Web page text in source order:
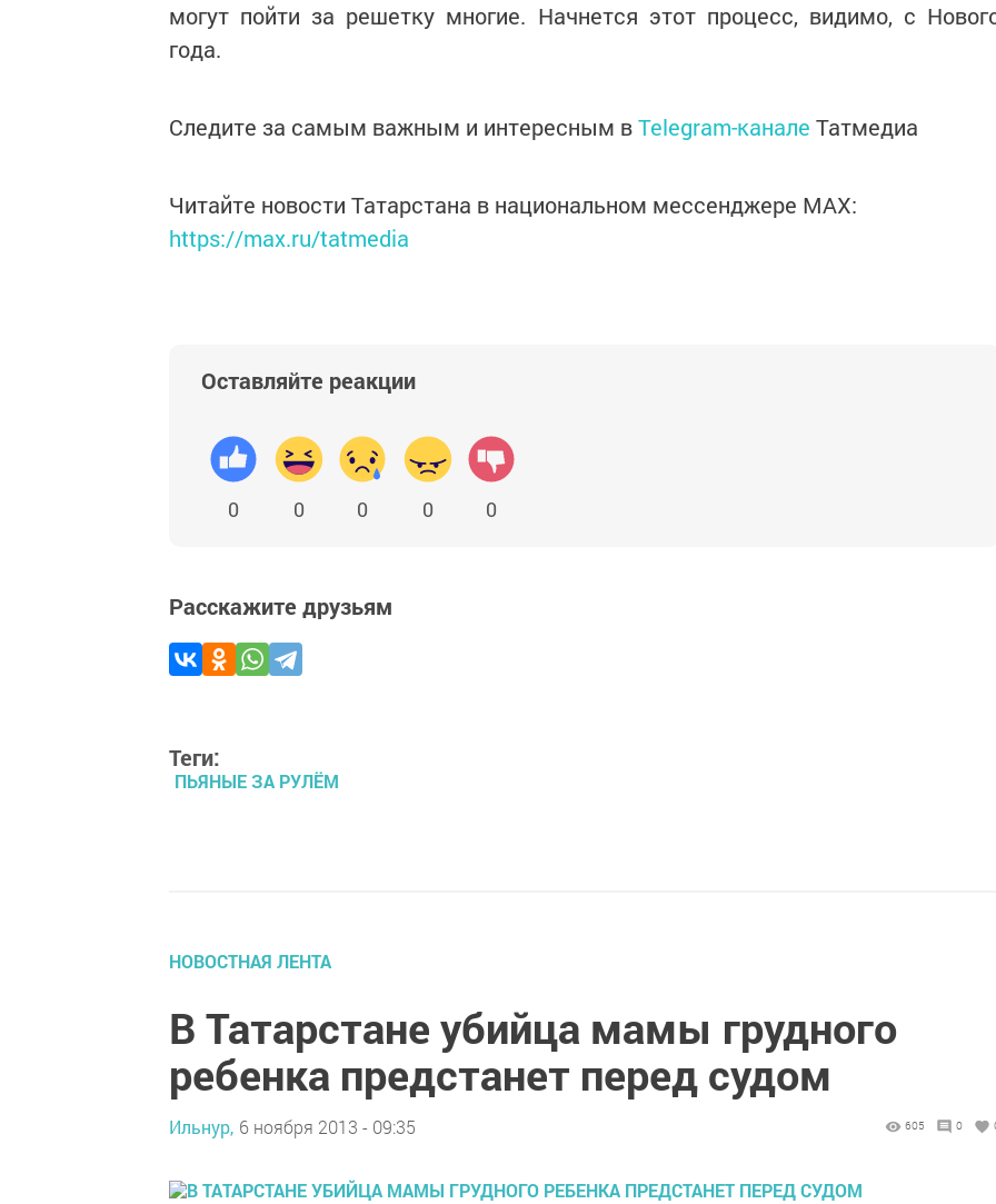
могут пойти за решетку многие. Начнется этот процесс, видимо, с
года.
Следите за самым важным и интересным вTelegram-канале Татмедиа
Читайте новости Татарстана в национальном мессенджере MАХ:
https://max.ru/tatmedia
Оставляйте реакции
0 0 0 0 0
Расскажите друзьям
Теги:
ПЬЯНЫЕ ЗА РУЛЁМ
НОВОСТНАЯ ЛЕНТА
В Татарстане убийца мамы грудного
ребенка предстанет перед судом
Ильнур, 6 ноября 2013 - 09:35 605 0